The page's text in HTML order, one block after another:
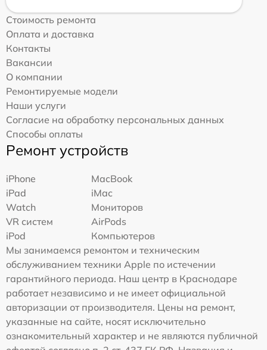
Стоимость ремонта
Оплата и доставка
Контакты
Вакансии
О компании
Ремонтируемые модели
Наши услуги
Согласие на обработку персональных данных
Способы оплаты
Ремонт устройств
iPhone
MacBook
iPad
iMac
Watch
Мониторов
VR систем
AirPods
iPod
Компьютеров
Мы занимаемся ремонтом и техническим
обслуживанием техники Apple по истечении
гарантийного периода. Наш центр в Краснодаре
работает независимо и не имеет официальной
авторизации от производителя. Цены на ремонт,
указанные на сайте, носят исключительно
ознакомительный характер и не являются публичной